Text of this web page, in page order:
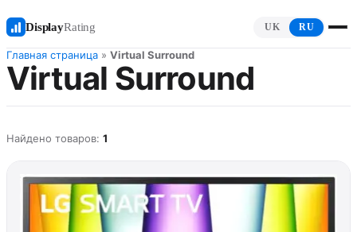
DisplayRating UK RU
Главная страница » Virtual Surround
Virtual Surround
Найдено товаров: 1